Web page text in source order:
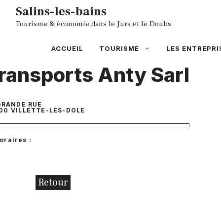
AllerSalins-les-bains
Tourisme & économie dans le Jura et le Doubs
ACCUEIL TOURISME LES
Anty Sarl
RUE
VILLETTE-LÈS-DOLE
:
Retour